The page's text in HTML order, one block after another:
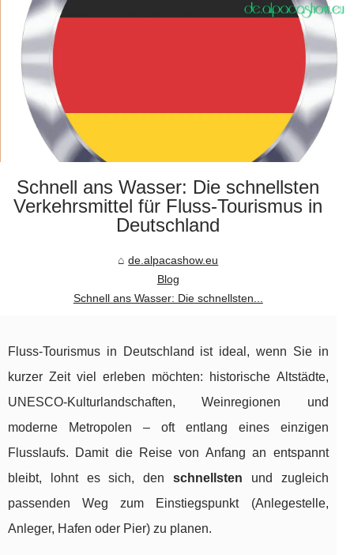
Schnell ans Wasser: Die schnellsten
Verkehrsmittel für Fluss-Tourismus in
Deutschland
de.alpacashow.eu
Blog
Schnell ans Wasser: Die schnellsten...
Fluss-Tourismus in Deutschland ist ideal, wenn Sie in
kurzer Zeit viel erleben möchten: historische Altstädte,
UNESCO-Kulturlandschaften, Weinregionen und
moderne Metropolen – oft entlang eines einzigen
Flusslaufs. Damit die Reise von Anfang an entspannt
bleibt, lohnt es sich, den schnellsten und zugleich
passenden Weg zum Einstiegspunkt (Anlegestelle,
Anleger, Hafen oder Pier) zu planen.